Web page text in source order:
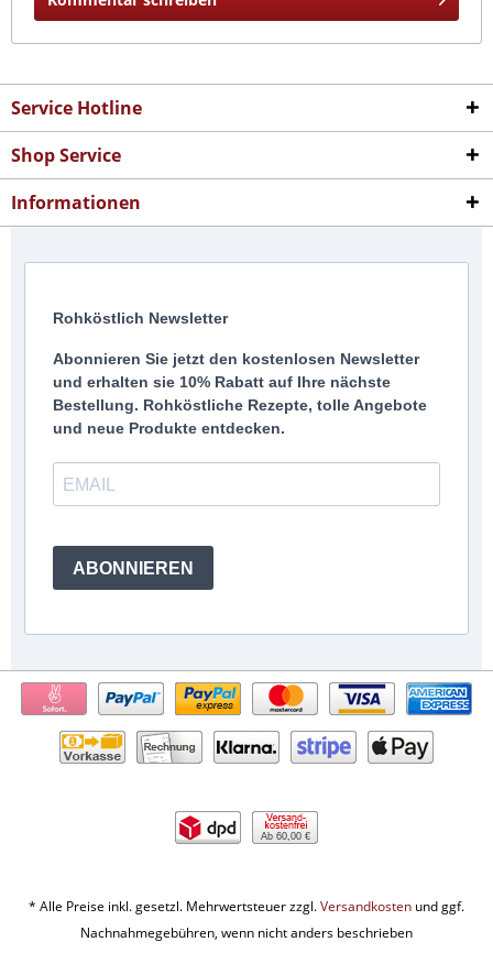
Service Hotline
Shop Service
Informationen
Rohköstlich Newsletter
Abonnieren Sie jetzt den kostenlosen Newsletter
und erhalten sie 10% Rabatt auf Ihre nächste
Bestellung. Rohköstliche Rezepte, tolle Angebote
und neue Produkte entdecken.
ABONNIEREN
Ab 60,00 €
* Alle Preise inkl. gesetzl. Mehrwertsteuer zzgl.Versandkosten und ggf.
Nachnahmegebühren, wenn nicht anders beschrieben